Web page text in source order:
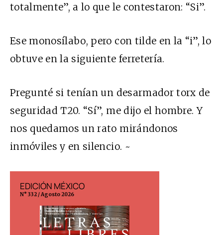
totalmente”, a lo que le contestaron: “Si”.
Ese monosílabo, pero con tilde en la “i”, lo
obtuve en la siguiente ferretería.
Pregunté si tenían un desarmador torx de
seguridad T20. “Sí”, me dijo el hombre. Y
nos quedamos un rato mirándonos
inmóviles y en silencio. ~
EDICIÓN MÉXICO
N° 332 / Agosto 2026